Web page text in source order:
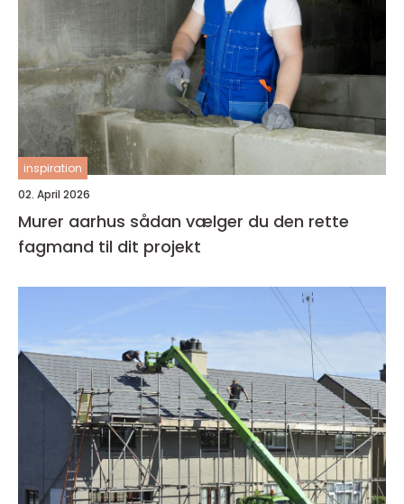
inspiration
02. April 2026
Murer aarhus sådan vælger du den rette
fagmand til dit projekt